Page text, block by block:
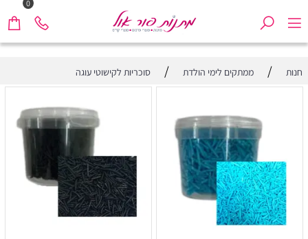
0
חנות / ממתקים לימי הולדת / סוכריות לקישוטי עוגה